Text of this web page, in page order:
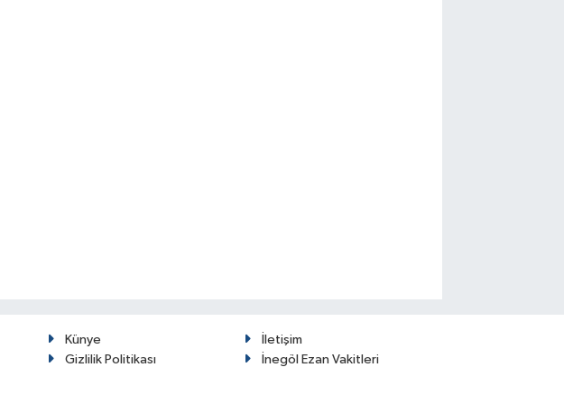
Künye
İletişim
Gizlilik Politikası
İnegöl Ezan Vakitleri